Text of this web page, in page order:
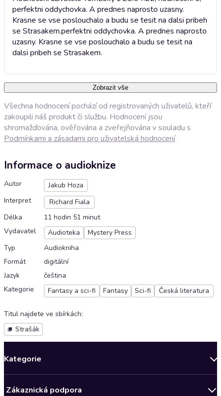
perfektni oddychovka. A prednes naprosto uzasny.
Krasne se vse poslouchalo a budu se tesit na dalsi pribeh
se Strasakem.perfektni oddychovka. A prednes naprosto
uzasny. Krasne se vse poslouchalo a budu se tesit na
dalsi pribeh se Strasakem.
Zobrazit vše
Všechna hodnocení pochází od registrovaných uživatelů, kteří
zakoupili náš produkt či službu. Hodnocení jsou
shromažďována, ověřována a zveřejňována v souladu s
Podmínkami a zásadami pro uživatelská hodnocení
Informace o audioknize
Autor
Jakub Hoza
Interpret
Richard Fiala
Délka
11 hodin 51 minut
Vydavatel
Audioteka
Mystery Press
Typ
Audiokniha
Formát
digitální
Jazyk
čeština
Kategorie
Fantasy a sci-fi Fantasy Sci-fi Česká literatura
Titul najdete ve sbírkách:
Strašák
Kategorie
Zákaznická podpora